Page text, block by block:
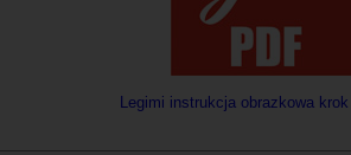
Legimi instrukcja obrazkowa